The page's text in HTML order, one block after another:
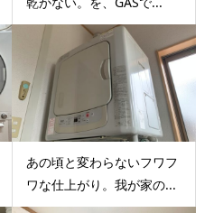
あの頃と変わらないフワフ
ワな仕上がり。我が家の...